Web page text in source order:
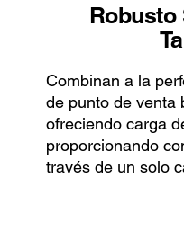
Robusto
Combinan a la
de punto de venta
ofreciendo carga
proporcionando
través de un solo